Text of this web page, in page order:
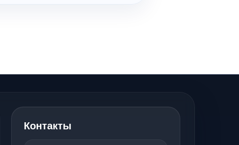
Контакты